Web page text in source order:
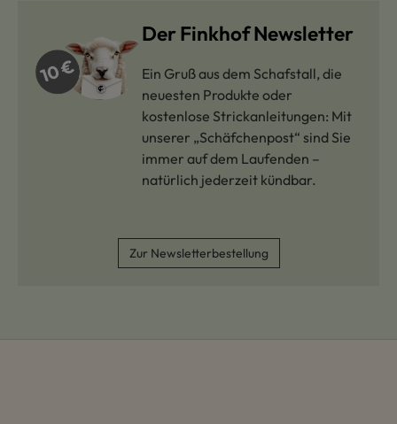
Der Finkhof Newsletter
Ein Gruß aus dem Schafstall, die
neuesten Produkte oder
kostenlose Strickanleitungen: Mit
unserer „Schäfchenpost“ sind Sie
immer auf dem Laufenden –
natürlich jederzeit kündbar.
Zur Newsletterbestellung